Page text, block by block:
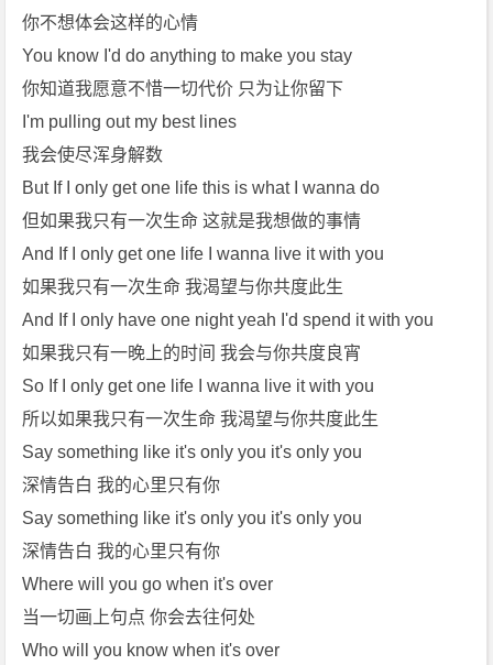
你不想体会这样的心情
You know I'd do anything to make you stay
你知道我愿意不惜一切代价 只为让你留下
I'm pulling out my best lines
我会使尽浑身解数
But If I only get one life this is what I wanna do
但如果我只有一次生命 这就是我想做的事情
And If I only get one life I wanna live it with you
如果我只有一次生命 我渴望与你共度此生
And If I only have one night yeah I'd spend it with you
如果我只有一晚上的时间 我会与你共度良宵
So If I only get one life I wanna live it with you
所以如果我只有一次生命 我渴望与你共度此生
Say something like it's only you it's only you
深情告白 我的心里只有你
Say something like it's only you it's only you
深情告白 我的心里只有你
Where will you go when it's over
当一切画上句点 你会去往何处
Who will you know when it's over